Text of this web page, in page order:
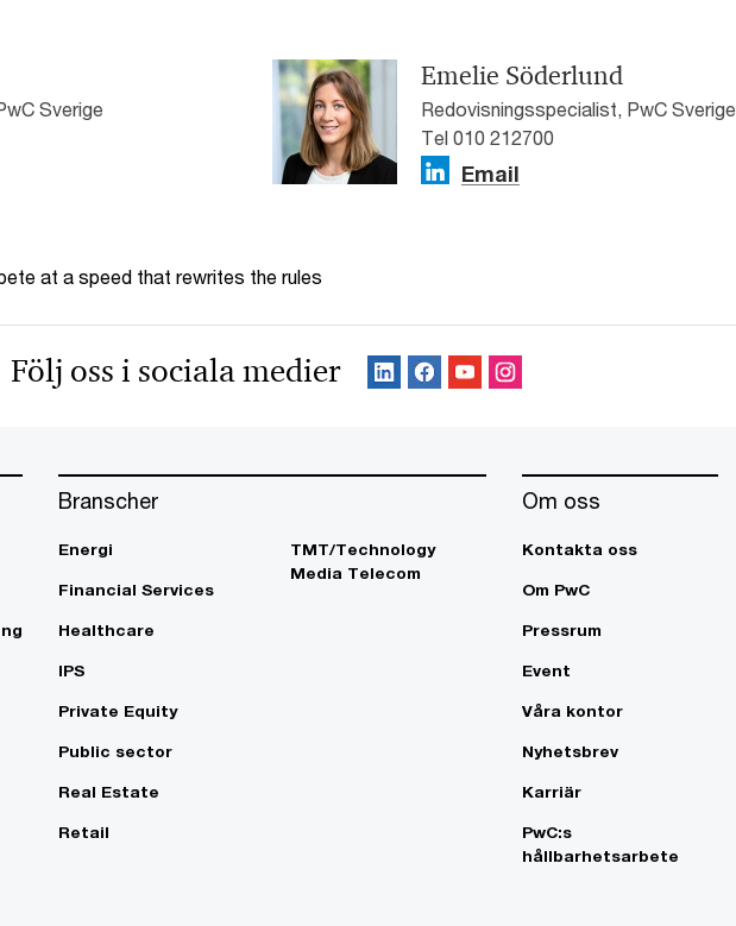
Sverige
Emelie Söderlund
Redovisningsspecialist, PwC Sverige
Tel 010 212700
Email
at a speed that rewrites the rules
Följ oss i sociala medier
Branscher
Energi
Financial Services
Healthcare
IPS
Private Equity
Public sector
Real Estate
Retail
TMT/Technology
Media Telecom
Om oss
Kontakta oss
Om PwC
Pressrum
Event
Våra kontor
Nyhetsbrev
Karriär
PwC:s
hållbarhetsarbete